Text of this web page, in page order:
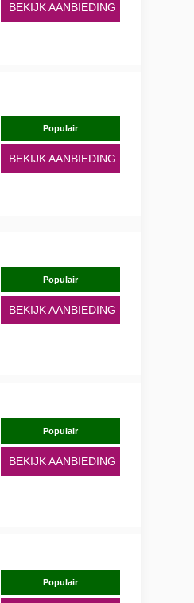
BEKIJK AANBIEDING
Populair
BEKIJK AANBIEDING
Populair
BEKIJK AANBIEDING
Populair
BEKIJK AANBIEDING
Populair